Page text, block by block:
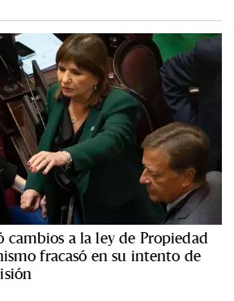
cambios a la ley de Propiedad
fracasó en su intento de